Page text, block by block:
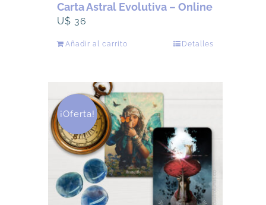
Carta Astral Evolutiva – Online
U$ 36
Añadir al carrito Detalles
¡Oferta!